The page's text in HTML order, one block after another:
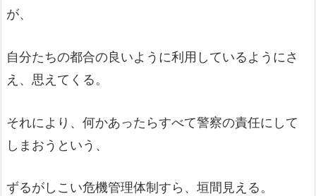
が、
自分たちの都合の良いように利用しているようにさ
え、思えてくる。
それにより、何かあったらすべて警察の責任にして
しまおうという、
ずるがしこい危機管理体制すら、垣間見える。